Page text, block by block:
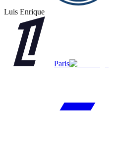
Luis Enrique
Paris